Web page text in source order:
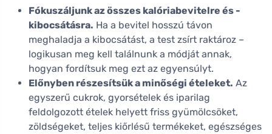
Fókuszáljunk az összes kalóriabevitelre és -
kibocsátásra. Ha a bevitel hosszú távon
meghaladja a kibocsátást, a test zsírt raktároz –
logikusan meg kell találnunk a módját annak,
hogyan fordítsuk meg ezt az egyensúlyt.
Előnyben részesítsük a minőségi ételeket. Az
egyszerű cukrok, gyorsételek és iparilag
feldolgozott ételek helyett friss gyümölcsöket,
zöldségeket, teljes kiőrlésű termékeket, egészséges